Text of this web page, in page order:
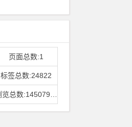
页面总数:1
标签总数:24822